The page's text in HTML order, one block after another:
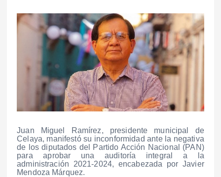
Juan Miguel Ramírez, presidente municipal de
Celaya, manifestó su inconformidad ante la negativa
de los diputados del Partido Acción Nacional (PAN)
para aprobar una auditoría integral a la
administración 2021-2024, encabezada por Javier
Mendoza Márquez.